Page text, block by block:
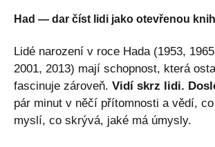
Had — dar číst lidi jako otevřenou
Lidé narození v roce Hada (1953,
2001, 2013) mají schopnost, která
fascinuje zároveň. Vidí skrz lidi.
pár minut v něčí přítomnosti a vědí,
myslí, co skrývá, jaké má úmysly.